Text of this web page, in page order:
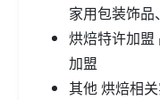
家用包装饰
烘焙特许加
加盟
其他 烘焙相